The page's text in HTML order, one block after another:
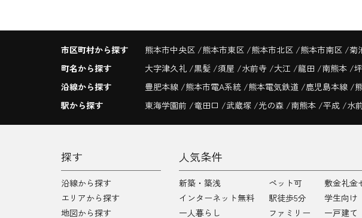
市区町村から探す 熊本市中央区 熊本市東区 熊本市北区 熊本市南区 菊
町名から探す
大字津久礼 黒髪 須屋 水前寺 大江 龍田 南熊本
沿線から探す
豊肥本線 熊本市電A系統 熊本電気鉄道 鹿児島本線
駅から探す
東海学園前 竜田口 武蔵塚 光の森 南熊本 平成 水
探す
沿線から探す
エリアから探す
地図から探す
人気条件
新築・築浅 ペット可
敷金礼金
インターネット無料
駅徒歩5分
学生向け
一人暮らし
ファミリー 一戸建て